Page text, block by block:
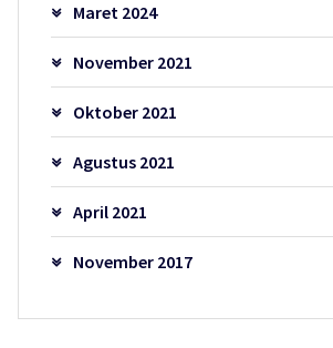
Maret 2024
November 2021
Oktober 2021
Agustus 2021
April 2021
November 2017